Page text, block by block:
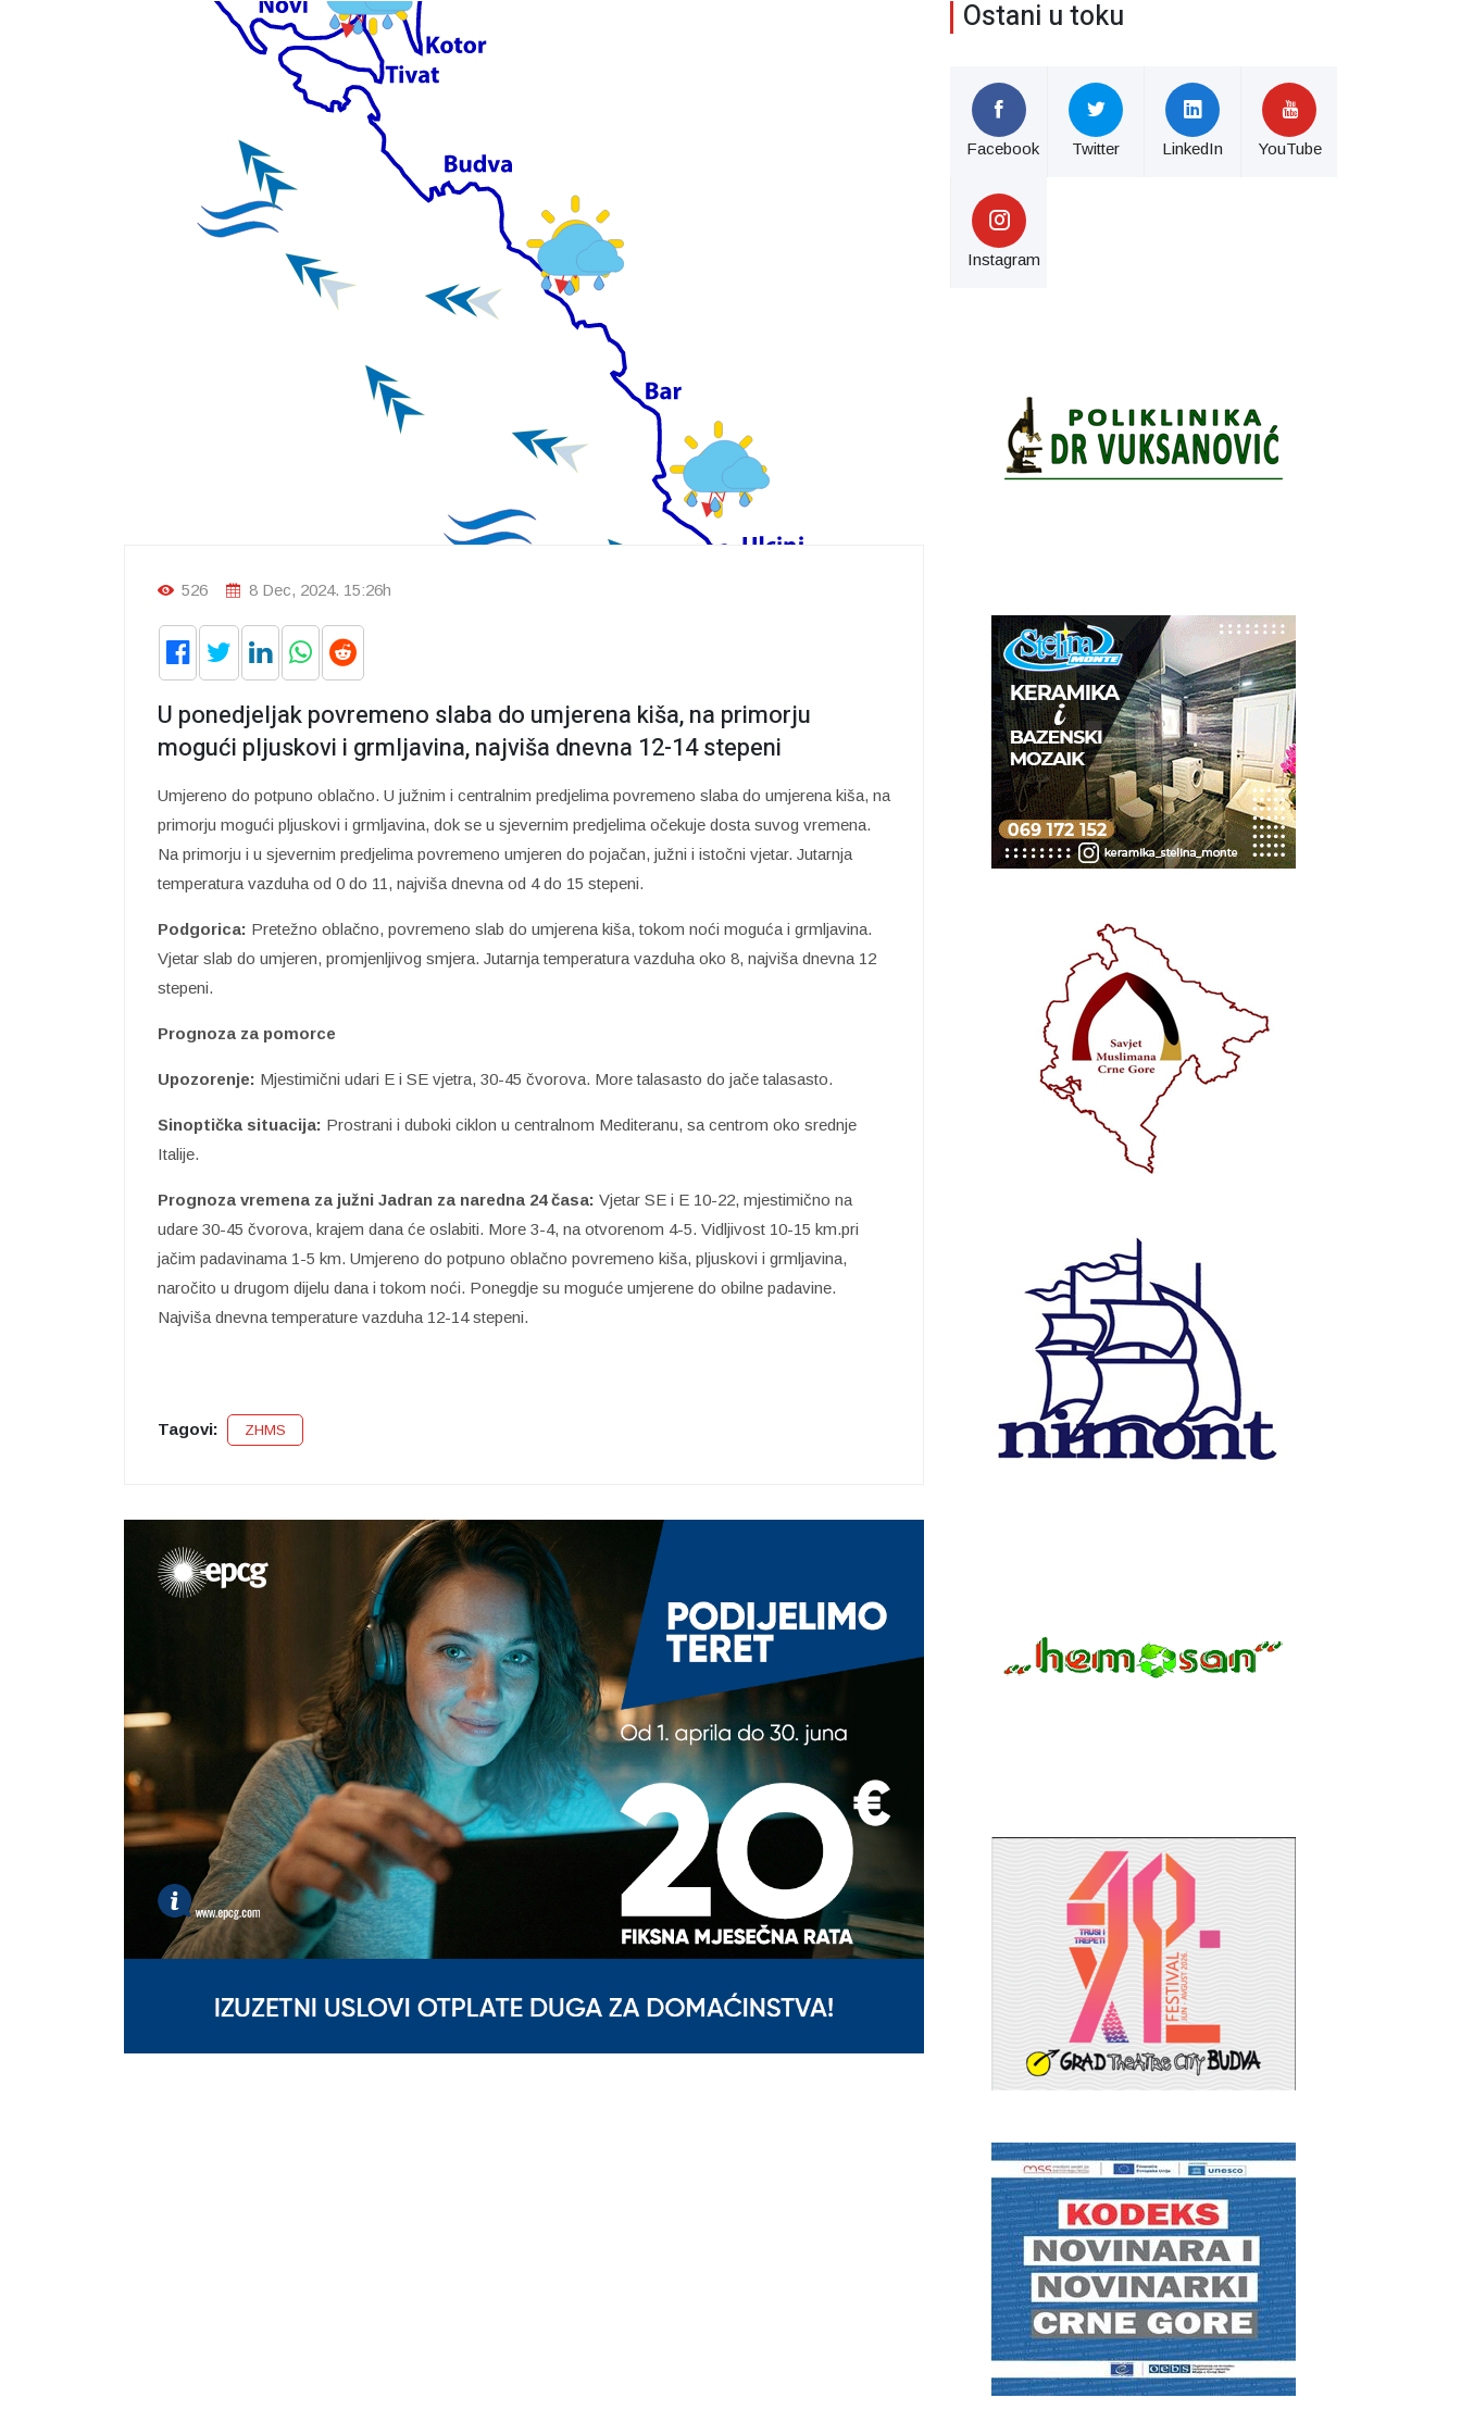
526 8 Dec, 2024. 15:26h
U ponedjeljak povremeno slaba do umjerena kiša, na primorju
mogući pljuskovi i grmljavina, najviša dnevna 12-14 stepeni
Umjereno do potpuno oblačno. U južnim i centralnim predjelima povremeno slaba do umjerena kiša, na
primorju mogući pljuskovi i grmljavina, dok se u sjevernim predjelima očekuje dosta suvog vremena.
Na primorju i u sjevernim predjelima povremeno umjeren do pojačan, južni i istočni vjetar. Jutarnja
temperatura vazduha od 0 do 11, najviša dnevna od 4 do 15 stepeni.
Podgorica: Pretežno oblačno, povremeno slab do umjerena kiša, tokom noći moguća i grmljavina.
Vjetar slab do umjeren, promjenljivog smjera. Jutarnja temperatura vazduha oko 8, najviša dnevna 12
stepeni.
Prognoza za pomorce
Upozorenje: Mjestimični udari E i SE vjetra, 30-45 čvorova. More talasasto do jače talasasto.
Sinoptička situacija: Prostrani i duboki ciklon u centralnom Mediteranu, sa centrom oko srednje
Italije.
Prognoza vremena za južni Jadran za naredna 24 časa: Vjetar SE i E 10-22, mjestimično na
udare 30-45 čvorova, krajem dana će oslabiti. More 3-4, na otvorenom 4-5. Vidljivost 10-15 km.pri
jačim padavinama 1-5 km. Umjereno do potpuno oblačno povremeno kiša, pljuskovi i grmljavina,
naročito u drugom dijelu dana i tokom noći. Ponegdje su moguće umjerene do obilne padavine.
Najviša dnevna temperature vazduha 12-14 stepeni.
Tagovi: ZHMS
Ostani u toku
Facebook Twitter LinkedIn YouTube
Instagram